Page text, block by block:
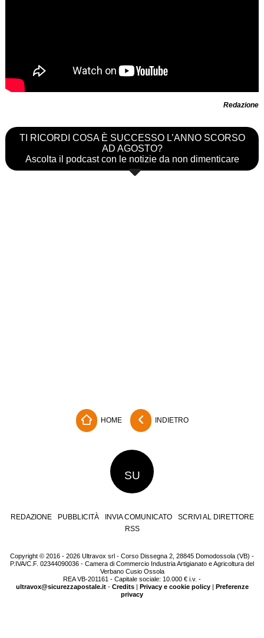
Redazione
TI RICORDI COSA È SUCCESSO L’ANNO SCORSO
AD AGOSTO?
Ascolta il podcast con le notizie da non dimenticare
HOME INDIETRO
SU
REDAZIONE PUBBLICITÀ INVIA COMUNICATO
SCRIVI AL DIRETTORE
RSS
Copyright © 2016 - 2026 Ultravox srl - Corso Dissegna 2, 28845 Domodossola (VB) -
P.IVA/C.F. 02344090036 - Camera di Commercio Industria Artigianato e Agricoltura del
Verbano Cusio Ossola
REA VB-201161 - Capitale sociale: 10.000 € i.v. -
ultravox@sicurezzapostale.it- Credits| Privacy e cookie policy| Preferenze
privacy